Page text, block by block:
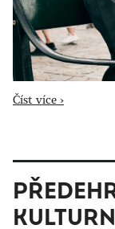
Číst více ›